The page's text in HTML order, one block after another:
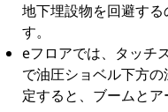
地下埋設物を回避する
す。
eフロアでは、タッチ
で油圧ショベル下方
定すると、ブームと